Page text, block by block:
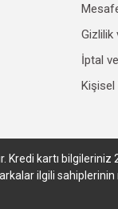
Gizlilik
İptal
Kişisel
Kredi kartı
ilgili